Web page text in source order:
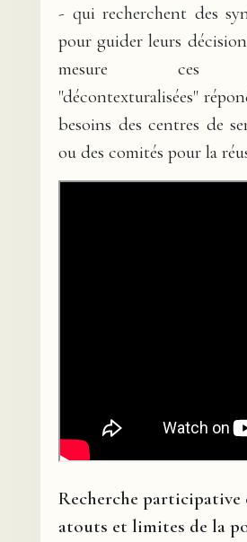
- qui recherchent des
pour guider leurs
mesure ces
"décontexturalisées"
besoins des centres de
ou des comités pour la
Recherche participative
atouts et limites de la